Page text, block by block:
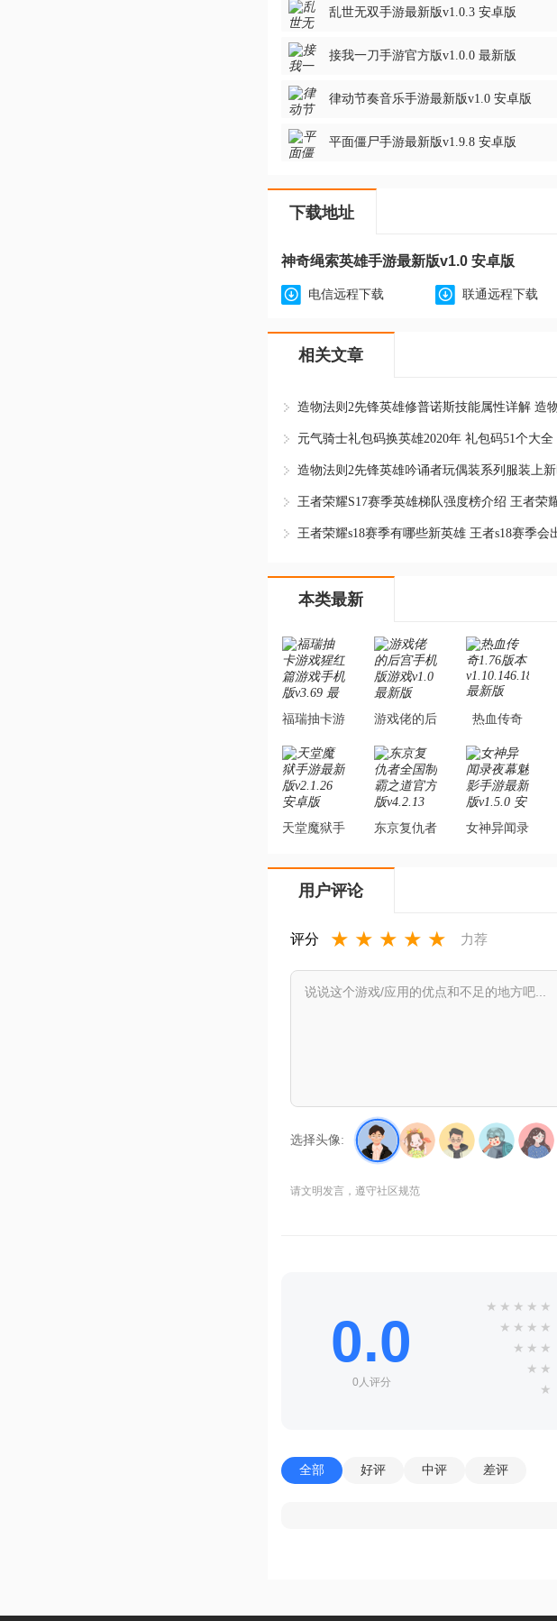
乱世无双手游最新版v1.0.3 安卓版
接我一刀手游官方版v1.0.0 最新版
律动节奏音乐手游最新版v1.0 安卓版
平面僵尸手游最新版v1.9.8 安卓版
下载地址
神奇绳索英雄手游最新版v1.0 安卓版
电信远程下载 联通远程下载
相关文章
元气骑士礼包码换英雄2020年 礼包码51个大全
本类最新
福瑞抽卡游
戏猩红篇游
戏手机版
v3.69 最新
游戏佬的后
宫手机版游
戏v1.0 最
新版
热血传奇
1.76版本
v1.10.146.18909
最新版
天堂魔狱手
卓版
东京复仇者
女神异闻录
用户评论
评分 ★ ★ ★ ★ ★ 力荐
选择头像:
请文明发言，遵守社区规范
0.0
0人评分
★ ★ ★ ★ ★
★ ★ ★ ★
★ ★ ★
★ ★
★
全部 好评 中评 差评